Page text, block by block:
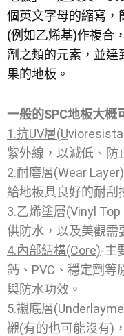
個英文字母的縮寫，
(例如乙烯基)作複合
劑之類的元素，並達
果的地板。
一般的SPC地板大概
1.抗UV層(U
紫外線，以減低、防
2.耐磨層(Wear Layer)
給地板具良好的耐刮
3.乙烯塗層(Vinyl Top
供防水，以及美觀需
4.內部結構(Core)-主
鈣、PVC、穩定劑等
與防水功效。
5.襯底層
襯(有的也可能沒有)